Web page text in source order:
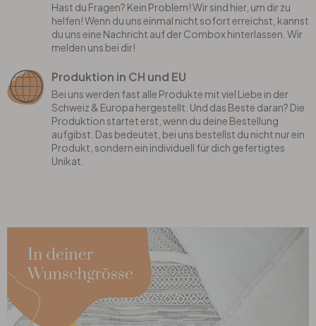
Hast du Fragen? Kein Problem! Wir sind hier, um dir zu
helfen! Wenn du uns einmal nicht sofort erreichst, kannst
du uns eine Nachricht auf der Combox hinterlassen. Wir
melden uns bei dir!
Produktion in CH und EU
Bei uns werden fast alle Produkte mit viel Liebe in der
Schweiz & Europa hergestellt. Und das Beste daran? Die
Produktion startet erst, wenn du deine Bestellung
aufgibst. Das bedeutet, bei uns bestellst du nicht nur ein
Produkt, sondern ein individuell für dich gefertigtes
Unikat.